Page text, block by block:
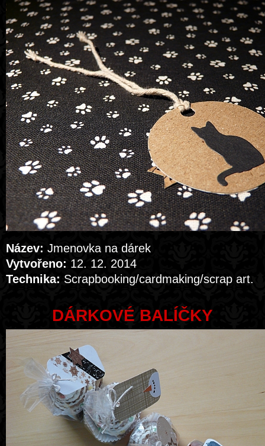
Název: Jmenovka na dárek
Vytvořeno: 12. 12. 2014
Technika: Scrapbooking/cardmaking/scrap art.
DÁRKOVÉ BALÍČKY